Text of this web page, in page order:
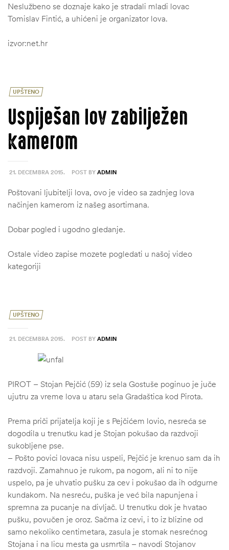
Neslužbeno se doznaje kako je stradali mladi lovac
Tomislav Fintić, a uhićeni je organizator lova.
izvor:net.hr
UPŠTENO
21. DECEMBRA 2015. POST BY ADMIN
Uspiješan lov zabilježen
kamerom
Poštovani ljubitelji lova, ovo je video sa zadnjeg lova
načinjen kamerom iz našeg asortimana.
Dobar pogled i ugodno gledanje.
Ostale video zapise mozete pogledati u našoj video
kategoriji
UPŠTENO
21. DECEMBRA 2015. POST BY ADMIN
PIROT – Stojan Pejčić (59) iz sela Gostuše poginuo je juče
ujutru za vreme lova u ataru sela Gradaštica kod Pirota.
Prema priči prijatelja koji je s Pejčićem lovio, nesreća se
dogodila u trenutku kad je Stojan pokušao da razdvoji
sukobljene pse.
– Pošto povici lovaca nisu uspeli, Pejčić je krenuo sam da ih
razdvoji. Zamahnuo je rukom, pa nogom, ali ni to nije
uspelo, pa je uhvatio pušku za cev i pokušao da ih odgurne
kundakom. Na nesreću, puška je već bila napunjena i
spremna za pucanje na divljač. U trenutku dok je hvatao
pušku, povučen je oroz. Sačma iz cevi, i to iz blizine od
samo nekoliko centimetara, zasula je stomak nesrećnog
Stojana i na licu mesta ga usmrtila – navodi Stojanov